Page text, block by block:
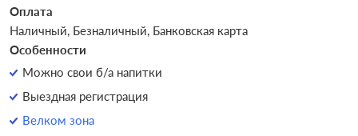
Оплата
Наличный, Безналичный, Банковская карта
Особенности
Можно свои б/а напитки
Выездная регистрация
Велком зона